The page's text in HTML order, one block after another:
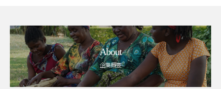
About
企業概要